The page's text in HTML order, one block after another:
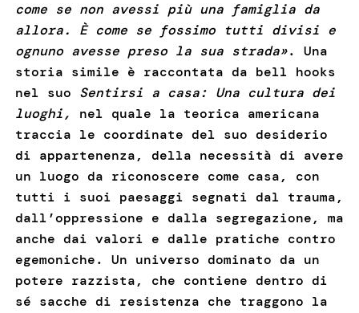
come se non avessi più una famiglia da
allora. È come se fossimo tutti divisi e
ognuno avesse preso la sua strada». Una
storia simile è raccontata da bell hooks
nel suo Sentirsi a casa: Una cultura dei
luoghi, nel quale la teorica americana
traccia le coordinate del suo desiderio
di appartenenza, della necessità di avere
un luogo da riconoscere come casa, con
tutti i suoi paesaggi segnati dal trauma,
dall’oppressione e dalla segregazione, ma
anche dai valori e dalle pratiche contro
egemoniche. Un universo dominato da un
potere razzista, che contiene dentro di
sé sacche di resistenza che traggono la